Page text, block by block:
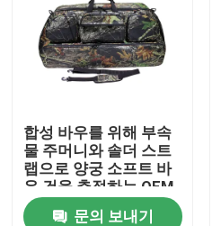
제품
우리 에 관한 것
공장 투어
합성 바우를 위해 부속
물 주머니와 솔더 스트
랩으로 양궁 소프트 바
우 건을 추적하는 OEM
43 인치 변장
문의 보내기